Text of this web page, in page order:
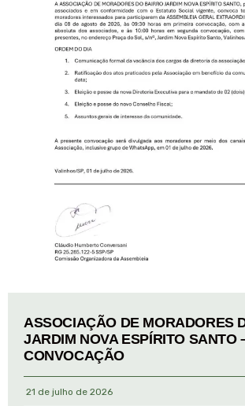
ASSOCIAÇÃO DE MORADORES
JARDIM NOVA ESPÍRITO SANTO
CONVOCAÇÃO
21 de julho de 2026